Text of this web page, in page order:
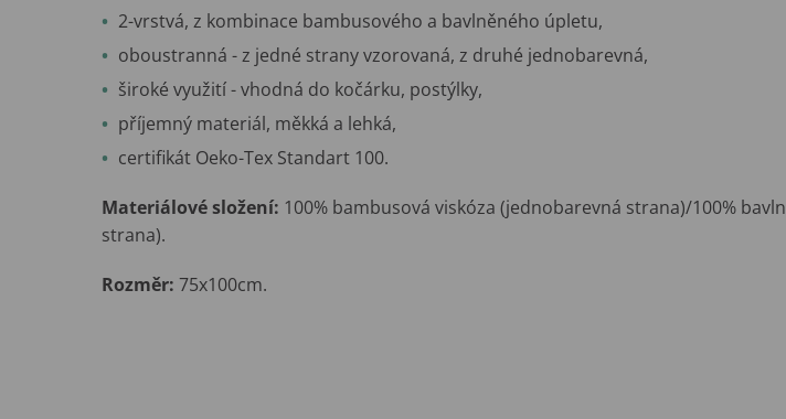
2-vrstvá, z kombinace bambusového a bavlněného úpletu,
oboustranná - z jedné strany vzorovaná, z druhé jednobarevná,
široké využití - vhodná do kočárku, postýlky,
příjemný materiál, měkká a lehká,
certifikát Oeko-Tex Standart 100.
Materiálové složení: 100% bambusová viskóza (jednobarevná strana)/100%
strana).
Rozměr: 75x100cm.